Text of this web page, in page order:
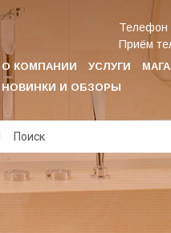
О КОМПАНИИ УСЛУГИ
НОВИНКИ И ОБЗОРЫ
Телефон
Приём
Подождите...